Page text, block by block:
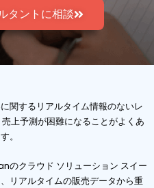
タントに相談
関するリアルタイム情報のないレ
上予測が困難になることがよくあ
。
クラウド ソリューション スイー
リアルタイムの販売データから重